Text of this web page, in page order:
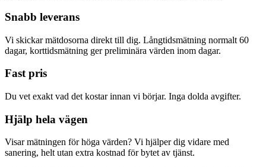
Snabb leverans
Vi skickar mätdosorna direkt till dig. Långtidsmätning normalt 60
dagar, korttidsmätning ger preliminära värden inom dagar.
Fast pris
Du vet exakt vad det kostar innan vi börjar. Inga dolda avgifter.
Hjälp hela vägen
Visar mätningen för höga värden? Vi hjälper dig vidare med
sanering, helt utan extra kostnad för bytet av tjänst.